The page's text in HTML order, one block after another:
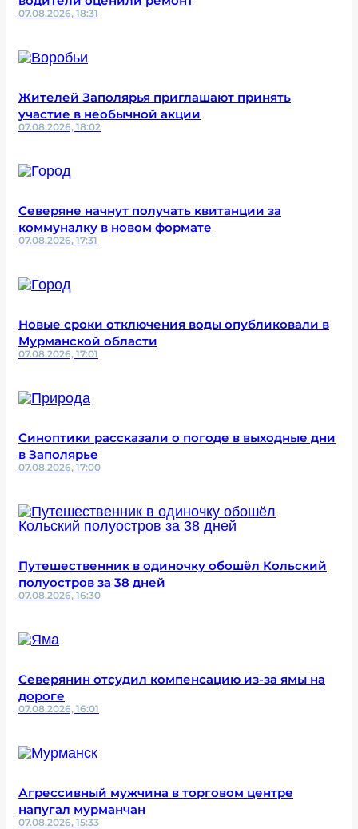
07.08.2026, 18:31
Жителей Заполярья приглашают принять
участие в необычной акции
07.08.2026, 18:02
Северяне начнут получать квитанции за
коммуналку в новом формате
07.08.2026, 17:31
Новые сроки отключения воды опубликовали в
Мурманской области
07.08.2026, 17:01
Синоптики рассказали о погоде в выходные дни
в Заполярье
07.08.2026, 17:00
Путешественник в одиночку обошёл Кольский
полуостров за 38 дней
07.08.2026, 16:30
Северянин отсудил компенсацию из-за ямы на
дороге
07.08.2026, 16:01
Агрессивный мужчина в торговом центре
напугал мурманчан
07.08.2026, 15:33